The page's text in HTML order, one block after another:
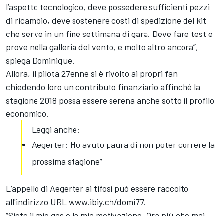
l’aspetto tecnologico, deve possedere sufficienti pezzi
di ricambio, deve sostenere costi di spedizione del kit
che serve in un fine settimana di gara. Deve fare test e
prove nella galleria del vento, e molto altro ancora”,
spiega Dominique.
Allora, il pilota 27enne si è rivolto ai propri fan
chiedendo loro un contributo finanziario affinché la
stagione 2018 possa essere serena anche sotto il profilo
economico.
Leggi anche:
Aegerter: Ho avuto paura di non poter correre la
prossima stagione”
L’appello di Aegerter ai tifosi può essere raccolto
all'indirizzo URL www.ibiy.ch/domi77.